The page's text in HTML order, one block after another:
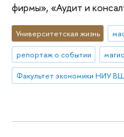
фирмы», «Аудит и
Университетская жизнь
репортаж о событии